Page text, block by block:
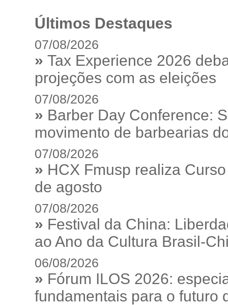
Últimos Destaques
07/08/2026
» Tax Experience 2026
projeções com as eleições
07/08/2026
» Barber Day Conference:
movimento de barbearias
07/08/2026
» HCX Fmusp realiza
de agosto
07/08/2026
» Festival da China:
ao Ano da Cultura Brasil-
06/08/2026
» Fórum ILOS 2026:
fundamentais para o futuro